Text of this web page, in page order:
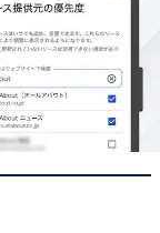
カリより高くはな